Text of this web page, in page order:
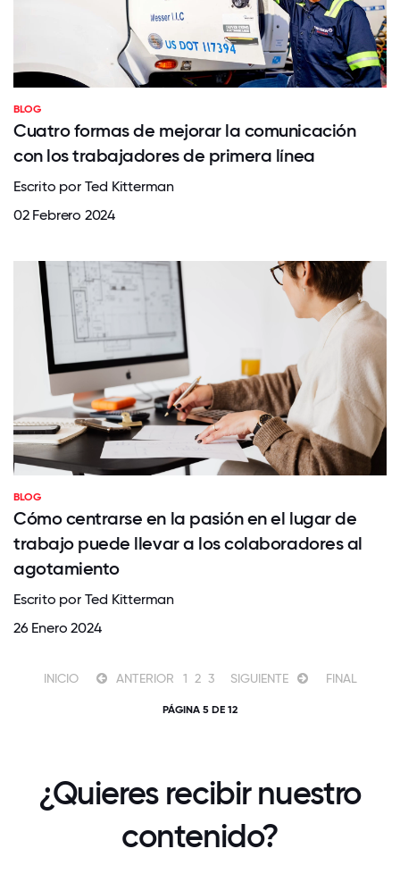
BLOG
Cuatro formas de mejorar la comunicación
con los trabajadores de primera línea
Escrito por Ted Kitterman
02 Febrero 2024
BLOG
Cómo centrarse en la pasión en el lugar de
trabajo puede llevar a los colaboradores al
agotamiento
Escrito por Ted Kitterman
26 Enero 2024
INICIO ANTERIOR 1 2 3 SIGUIENTE FINAL
PÁGINA 5 DE 12
¿Quieres recibir nuestro
contenido?